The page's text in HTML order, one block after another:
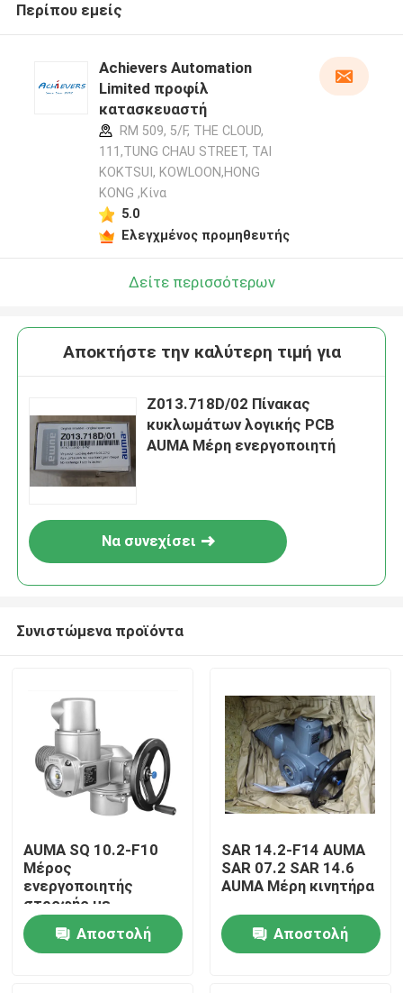
Σπίτι
Προϊόντα
Περίπου εμείς
Achievers Automation
Limited προφίλ
κατασκευαστή
RM 509, 5/F, THE CLOUD,
111,TUNG CHAU STREET, TAI
KOKTSUI, KOWLOON,HONG
KONG ,Κίνα
5.0
Ελεγχμένος προμηθευτής
Δείτε περισσότερων
Αποκτήστε την καλύτερη τιμή για
Z013.718D/02 Πίνακας
κυκλωμάτων λογικής PCB
AUMA Μέρη ενεργοποιητή
Να συνεχίσει
Συνιστώμενα προϊόντα
AUMA SQ 10.2-F10
Μέρος
ενεργοποιητής
στροφής με
χειριστήρια ματικών
ενεργοποιητών AM
01.1
Αποστολή
SAR 14.2-F14 AUMA
SAR 07.2 SAR 14.6
AUMA Μέρη κινητήρα
Αποστολή